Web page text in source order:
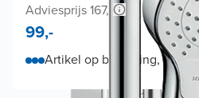
Adviesprijs 167,-
99,-
Artikel op bestelling,